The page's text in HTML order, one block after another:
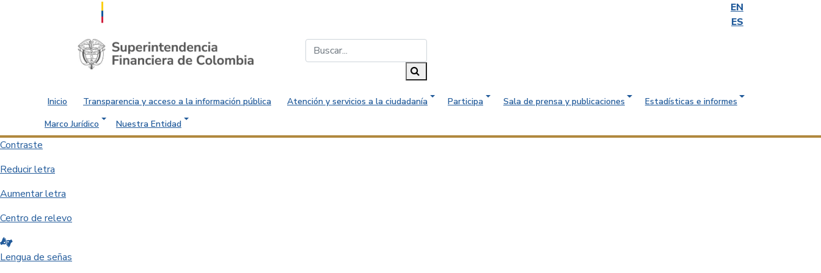
EN
ES
Saltar al contenido principal
Inicio Transparencia y acceso a la información pública Atención y servicios a la ciudadanía Participa Sala de prensa y publicaciones
Estadísticas e informes
Marco Jurídico
Nuestra Entidad
Contraste
Reducir letra
Aumentar letra
Centro de relevo
Lengua de señas